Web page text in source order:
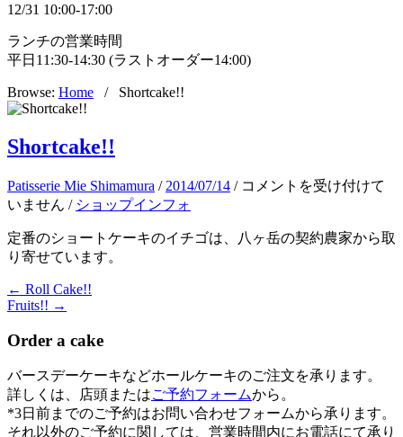
12/31 10:00-17:00
ランチの営業時間
平日11:30-14:30 (ラストオーダー14:00)
Browse: Home / Shortcake!!
Shortcake!!
Patisserie Mie Shimamura / 2014/07/14 / Shortcake!!
コメントを受け付けて
いません / ショップインフォ
定番のショートケーキのイチゴは、八ヶ岳の契約農家から取
り寄せています。
← Roll Cake!!
Fruits!! →
Order a cake
バースデーケーキなどホールケーキのご注文を承ります。
詳しくは、店頭またはご予約フォームから。
*3日前までのご予約はお問い合わせフォームから承ります。
それ以外のご予約に関しては、営業時間内にお電話にて承り